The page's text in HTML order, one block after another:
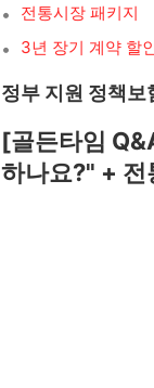
전통시장 패키지
3년 장기 계약 할
정부 지원 정책보
[골든타임
하나요?" + 전